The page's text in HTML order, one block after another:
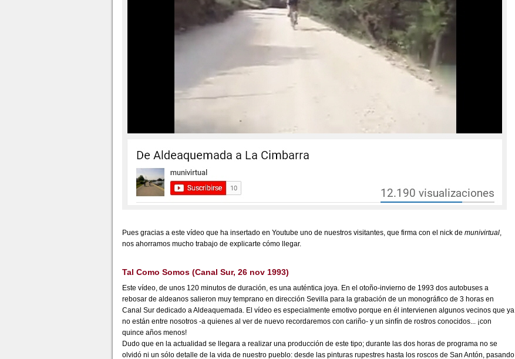
Pues gracias a este vídeo que ha insertado en Youtube uno de nuestros visitantes, que firma con el nick de munivirtual,
nos ahorramos mucho trabajo de explicarte cómo llegar.
Tal Como Somos (Canal Sur, 26 nov 1993)
Este vídeo, de unos 120 minutos de duración, es una auténtica joya. En el otoño-invierno de 1993 dos autobuses a
rebosar de aldeanos salieron muy temprano en dirección Sevilla para la grabación de un monográfico de 3 horas en
Canal Sur dedicado a Aldeaquemada. El vídeo es especialmente emotivo porque en él intervienen algunos vecinos que ya
no están entre nosotros -a quienes al ver de nuevo recordaremos con cariño- y un sinfín de rostros conocidos... ¡con
quince años menos!
Dudo que en la actualidad se llegara a realizar una producción de este tipo; durante las dos horas de programa no se
olvidó ni un sólo detalle de la vida de nuestro pueblo: desde las pinturas rupestres hasta los roscos de San Antón, pasando